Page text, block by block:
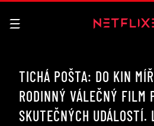
TICHÁ POŠTA: DO KIN
RODINNÝ VÁLEČNÝ FILM
SKUTEČNÝCH UDÁLOSTÍ.